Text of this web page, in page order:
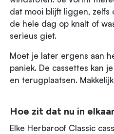
dat mooi blijft liggen, zelfs
de hele dag op knalt of
serieus giet.
Moet je later ergens aan
paniek. De cassettes kan
en terugplaatsen.
Hoe zit dat nu in
Elke Herbaroof Classic